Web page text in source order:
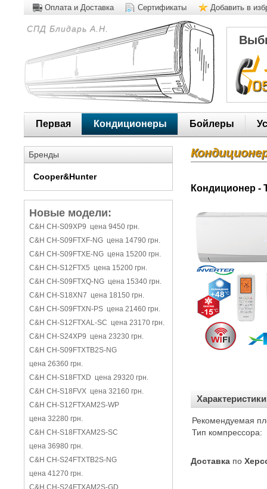
Оплата и Доставка Сертификаты Добавить в
СПД Блидарь А.Н.
Первая Кондиционеры Бойлеры
Бренды
Cooper&Hunter
Новые модели:
C&H CH-S09XP9 цена 9450 грн.
C&H CH-S09FTXF-NG цена 14790 грн.
C&H CH-S09FTXE-NG цена 15200 грн.
C&H CH-S12FTX5 цена 15200 грн.
C&H CH-S09FTXQ-NG цена 15340 грн.
C&H CH-S18XN7 цена 18150 грн.
C&H CH-S09FTXN-PS цена 21460 грн.
C&H CH-S12FTXAL-SC цена 23170 грн.
C&H CH-S24XP9 цена 23230 грн.
C&H CH-S09FTXTB2S-NG
цена 26360 грн.
C&H CH-S18FTXD цена 29320 грн.
C&H CH-S18FVX цена 32160 грн.
C&H CH-S12FTXAM2S-WP
цена 32280 грн.
C&H CH-S18FTXAM2S-SC
цена 36980 грн.
C&H CH-S24FTXTB2S-NG
цена 41270 грн.
C&H CH-S24FTXAM2S-GD
Кондиционер -
Характеристики
Рекомендуемая
Тип компрессора:
Доставка по